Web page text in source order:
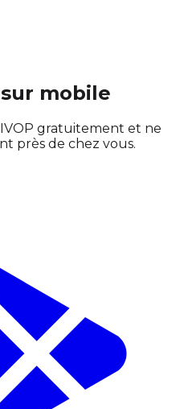
mobile
gratuitement et ne
près de chez vous.